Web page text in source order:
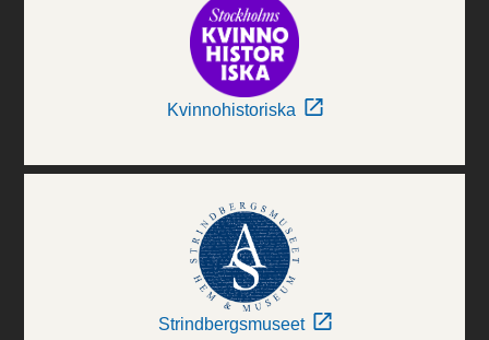
Kvinnohistoriska
Strindbergsmuseet